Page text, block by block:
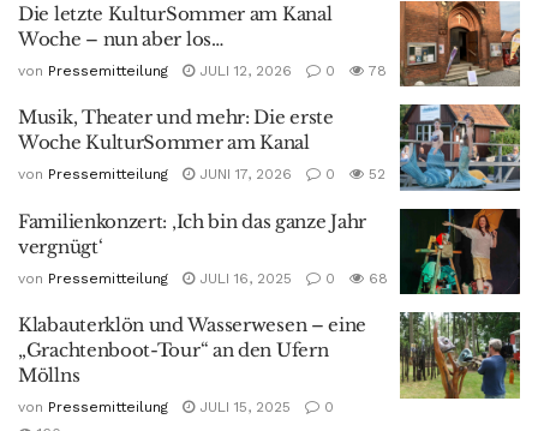
Die letzte KulturSommer am Kanal
Woche – nun aber los…
von Pressemitteilung JULI 12, 2026 0 78
Musik, Theater und mehr: Die erste
Woche KulturSommer am Kanal
von Pressemitteilung JUNI 17, 2026 0 52
Familienkonzert: ‚Ich bin das ganze Jahr
vergnügt‘
von Pressemitteilung JULI 16, 2025 0 68
Klabauterklön und Wasserwesen – eine
„Grachtenboot-Tour“ an den Ufern
Möllns
von Pressemitteilung JULI 15, 2025
0